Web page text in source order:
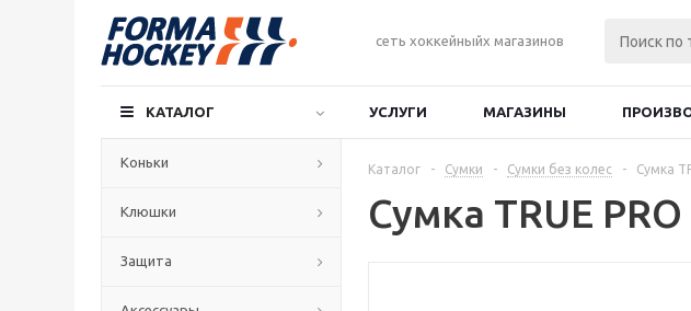
сеть хоккейныйх магазинов
КАТАЛОГ УСЛУГИ МАГАЗИНЫ
Коньки
Клюшки
Защита
Каталог - Сумки - Сумки без колес - Сумка
Сумка TRUE PRO